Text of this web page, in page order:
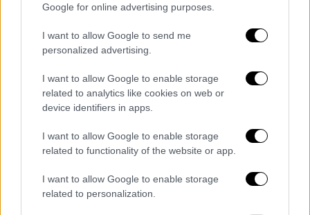
Google for online advertising purposes.
I want to allow Google to send me
personalized advertising.
I want to allow Google to enable storage
related to analytics like cookies on web or
device identifiers in apps.
I want to allow Google to enable storage
related to functionality of the website or app.
I want to allow Google to enable storage
related to personalization.
H Τζένιφερ Άνιστον για τη Ρις
Γουίδερσπουν: «Είναι το στήριγμά μου»
Η τέταρτη σεζόν του «The Morning Show», η
οποία αποτελείται από δέκα επεισόδια, θα